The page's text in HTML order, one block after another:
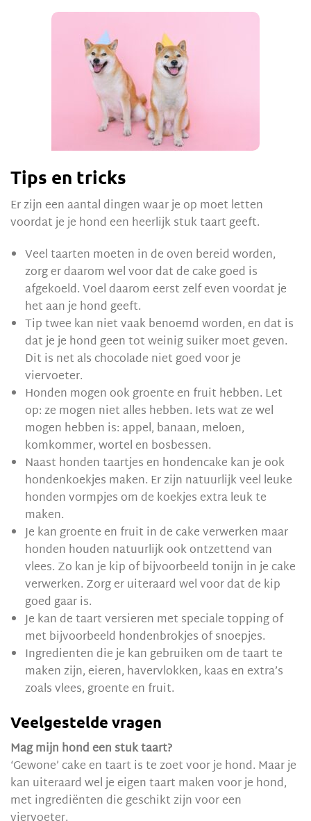
Tips en tricks
Er zijn een aantal dingen waar je op moet letten
voordat je je hond een heerlijk stuk taart geeft.
Veel taarten moeten in de oven bereid worden,
zorg er daarom wel voor dat de cake goed is
afgekoeld. Voel daarom eerst zelf even voordat je
het aan je hond geeft.
Tip twee kan niet vaak benoemd worden, en dat is
dat je je hond geen tot weinig suiker moet geven.
Dit is net als chocolade niet goed voor je
viervoeter.
Honden mogen ook groente en fruit hebben. Let
op: ze mogen niet alles hebben. Iets wat ze wel
mogen hebben is: appel, banaan, meloen,
komkommer, wortel en bosbessen.
Naast honden taartjes en hondencake kan je ook
hondenkoekjes maken. Er zijn natuurlijk veel leuke
honden vormpjes om de koekjes extra leuk te
maken.
Je kan groente en fruit in de cake verwerken maar
honden houden natuurlijk ook ontzettend van
vlees. Zo kan je kip of bijvoorbeeld tonijn in je cake
verwerken. Zorg er uiteraard wel voor dat de kip
goed gaar is.
Je kan de taart versieren met speciale topping of
met bijvoorbeeld hondenbrokjes of snoepjes.
Ingredienten die je kan gebruiken om de taart te
maken zijn, eieren, havervlokken, kaas en extra’s
zoals vlees, groente en fruit.
Veelgestelde vragen
Mag mijn hond een stuk taart?
‘Gewone’ cake en taart is te zoet voor je hond. Maar je
kan uiteraard wel je eigen taart maken voor je hond,
met ingrediënten die geschikt zijn voor een